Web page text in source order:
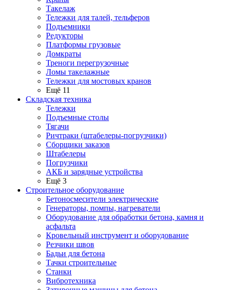
Такелаж
Тележки для талей, тельферов
Подъемники
Редукторы
Платформы грузовые
Домкраты
Треноги перегрузочные
Ломы такелажные
Тележки для мостовых кранов
Ещё 11
Складская техника
Тележки
Подъемные столы
Тягачи
Ричтраки (штабелеры-погрузчики)
Сборщики заказов
Штабелеры
Погрузчики
АКБ и зарядные устройства
Ещё 3
Строительное оборудование
Бетоносмесители электрические
Генераторы, помпы, нагреватели
Оборудование для обработки бетона, камня и
асфальта
Кровельный инструмент и оборудование
Резчики швов
Бадьи для бетона
Тачки строительные
Станки
Вибротехника